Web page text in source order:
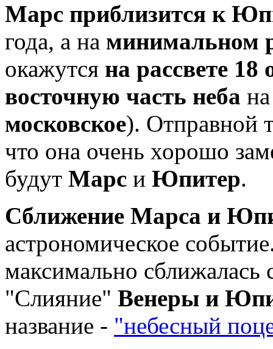
Марс приблизится к
года, а на минимальном
окажутся на рассвете 18
восточную часть неба
московское). Отправной
что она очень хорошо
будут Марс и Юпитер.
Сближение Марса и
астрономическое
максимально
"Слияние" Венеры и
название - "небесный